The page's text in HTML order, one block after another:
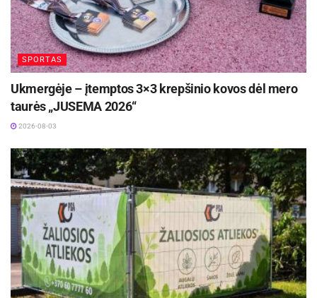
SPORTAS
Ukmergėje – įtemptos 3×3 krepšinio kovos dėl mero
taurės „JUSEMA 2026“
2026-08-03